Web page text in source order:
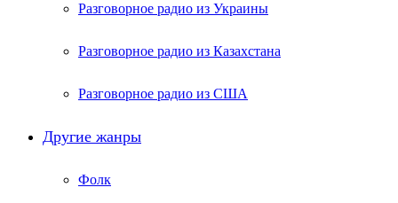
Разговорное радио из Украины
Разговорное радио из Казахстана
Разговорное радио из США
Другие жанры
Фолк